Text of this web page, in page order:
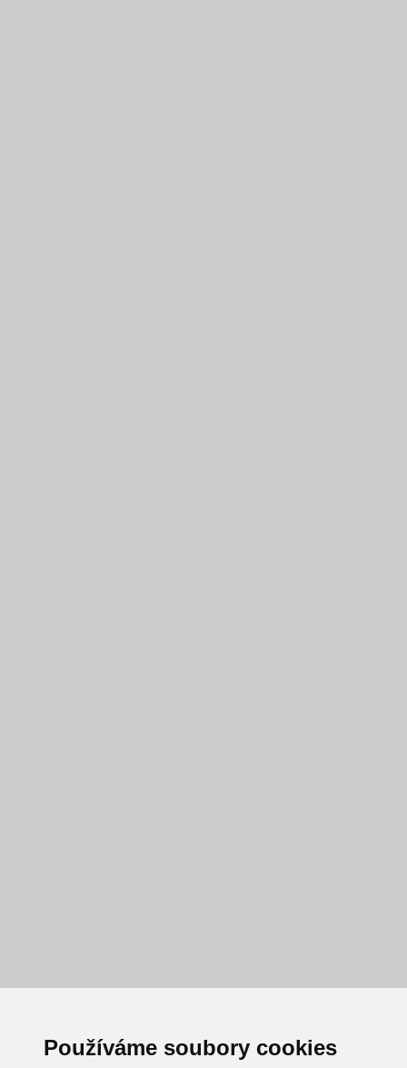
Používáme soubory cookies